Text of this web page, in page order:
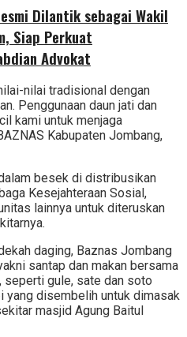
Dilantik sebagai Wakil
Siap Perkuat
Advokat
nilai tradisional dengan
Penggunaan daun jati dan
kami untuk menjaga
Kabupaten Jombang,
besek di distribusikan
Kesejahteraan Sosial,
lainnya untuk diteruskan
daging, Baznas Jombang
santap dan makan bersama
seperti gule, sate dan soto
yang disembelih untuk dimasak
masjid Agung Baitul